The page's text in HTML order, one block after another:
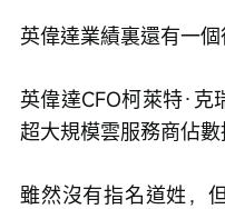
英偉達業績裏還有一個
英偉達CFO柯萊特·克
超大規模雲服務商佔
雖然沒有指名道姓，